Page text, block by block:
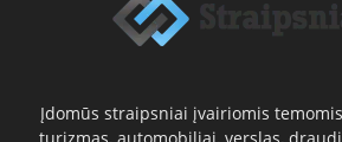
Įdomūs straipsniai įvairiomis
turizmas, automobiliai, verslas,